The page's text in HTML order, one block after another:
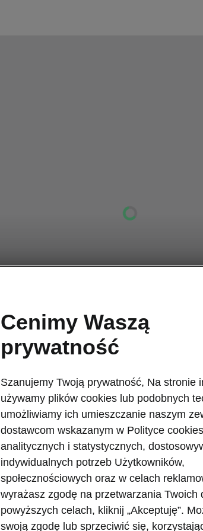
Cenimy Waszą
prywatność
Szanujemy Twoją prywatność, Na stronie
używamy plików cookies lub podobnych
umożliwiamy ich umieszczanie naszym
dostawcom wskazanym w Polityce
analitycznych i statystycznych,
indywidualnych potrzeb Użytkowników,
społecznościowych oraz w celach
wyrażasz zgodę na przetwarzania Twoich
powyższych celach, kliknij „Akceptuję”.
swoją zgodę lub sprzeciwić się,